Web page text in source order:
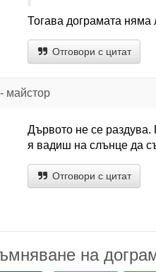
Тогава дограмата няма
Отговори с цитат
- майстор
Дървото не се
я вадиш на слънце да
Отговори с цитат
на